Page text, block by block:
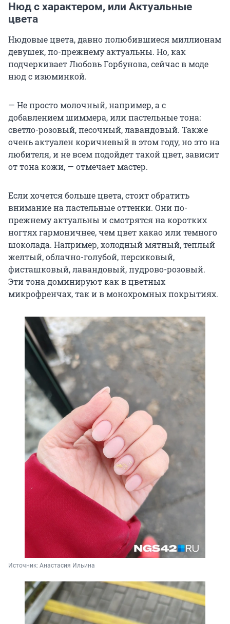
Нюд с характером, или Актуальные
цвета
Нюдовые цвета, давно полюбившиеся миллионам
девушек, по-прежнему актуальны. Но, как
подчеркивает Любовь Горбунова, сейчас в моде
нюд с изюминкой.
— Не просто молочный, например, а с
добавлением шиммера, или пастельные тона:
светло-розовый, песочный, лавандовый. Также
очень актуален коричневый в этом году, но это на
любителя, и не всем подойдет такой цвет, зависит
от тона кожи, — отмечает мастер.
Если хочется больше цвета, стоит обратить
внимание на пастельные оттенки. Они по-
прежнему актуальны и смотрятся на коротких
ногтях гармоничнее, чем цвет какао или темного
шоколада. Например, холодный мятный, теплый
желтый, облачно-голубой, персиковый,
фисташковый, лавандовый, пудрово-розовый.
Эти тона доминируют как в цветных
микрофренчах, так и в монохромных покрытиях.
Источник: Анастасия Ильина